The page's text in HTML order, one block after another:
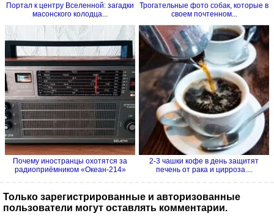
Портал к центру Вселенной: загадки
масонского колодца...
Трогательные фото собак, которые в
своем почтенном...
Почему иностранцы охотятся за
радиоприёмником «Океан-214»
2-3 чашки кофе в день защитят
печень от рака и цирроза....
Только зарегистрированные и авторизованные
пользователи могут оставлять комментарии.